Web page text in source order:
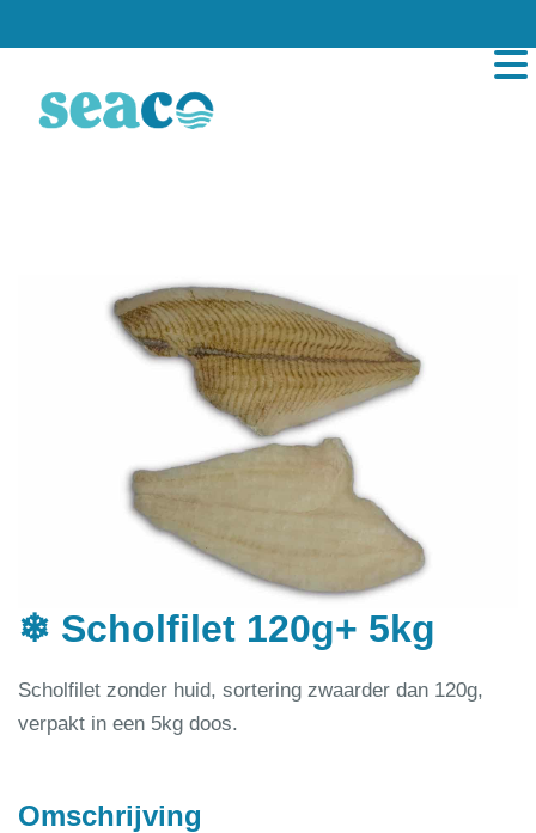
❄ Scholfilet 120g+ 5kg
Scholfilet zonder huid, sortering zwaarder dan 120g,
verpakt in een 5kg doos.
Omschrijving